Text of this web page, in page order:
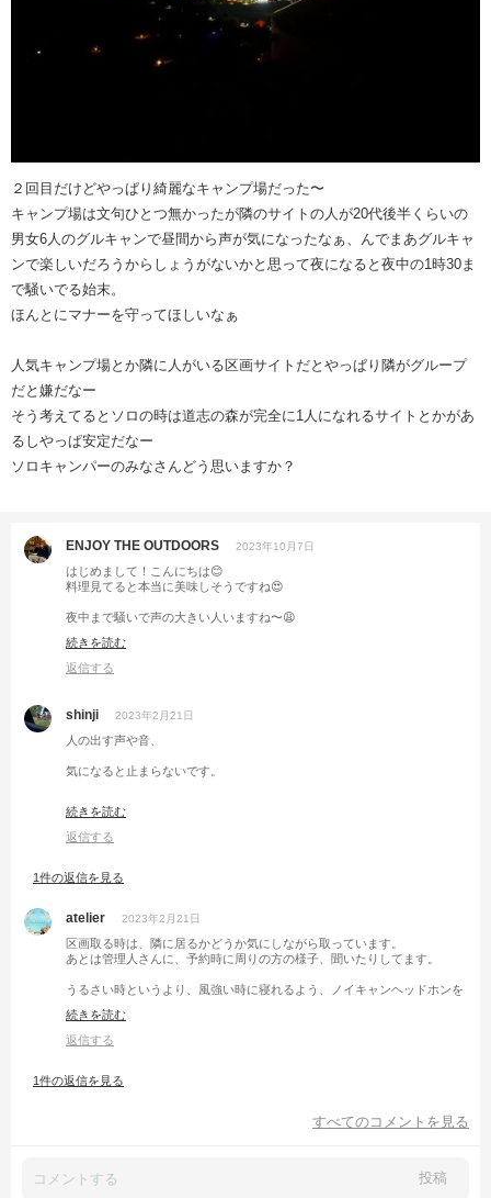
２回目だけどやっぱり綺麗なキャンプ場だった〜
キャンプ場は文句ひとつ無かったが隣のサイトの人が20代後半くらいの
男女6人のグルキャンで昼間から声が気になったなぁ、んでまあグルキャ
ンで楽しいだろうからしょうがないかと思って夜になると夜中の1時30ま
で騒いでる始末。
ほんとにマナーを守ってほしいなぁ
人気キャンプ場とか隣に人がいる区画サイトだとやっぱり隣がグループ
だと嫌だなー
そう考えてるとソロの時は道志の森が完全に1人になれるサイトとかがあ
るしやっぱ安定だなー
ソロキャンパーのみなさんどう思いますか？
ENJOY THE OUTDOORS 2023年10月7日
はじめまして！こんにちは😊
料理見てると本当に美味しそうですね😍
夜中まで騒いで声の大きい人いますね〜😩
僕の場合は明るいうちにこのグループはとかこの人はって分かれば移動し
ますね😂
近くにテントがあれば消灯後は車のスマートキーの音もそうですがボタン
続きを読む
返信する
shinji 2023年2月21日
人の出す声や音、
気になると止まらないです。
多少気にならなくなります。（私だけ）
続きを読む
返信する
1件の返信を見る
atelier 2023年2月21日
区画取る時は、隣に居るかどうか気にしながら取っています。
あとは管理人さんに、予約時に周りの方の様子、聞いたりしてます。
うるさい時というより、風強い時に寝れるよう、ノイキャンヘッドホンを
笑
グルキャン時はあっという間に22時以降になってしまいますね。気をつけ
続きを読む
返信する
1件の返信を見る
すべてのコメントを見る
投稿